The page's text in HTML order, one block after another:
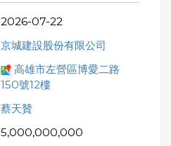
2026-07-22
京城建設股份有限公司
高雄市左營區博愛二路
150號12樓
蔡天贊
5,000,000,000